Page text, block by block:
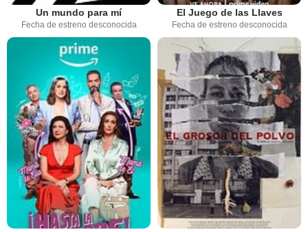
Un mundo para mí
Fecha de estreno desconocida
El Juego de las Llaves
Fecha de estreno desconocida